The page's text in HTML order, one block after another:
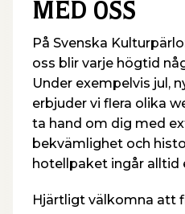
MED OSS
På Svenska
oss blir varje högtid
Under exempelvis jul,
erbjuder vi flera olika
ta hand om dig med
bekvämlighet och
hotellpaket ingår alltid
Hjärtligt välkomna att